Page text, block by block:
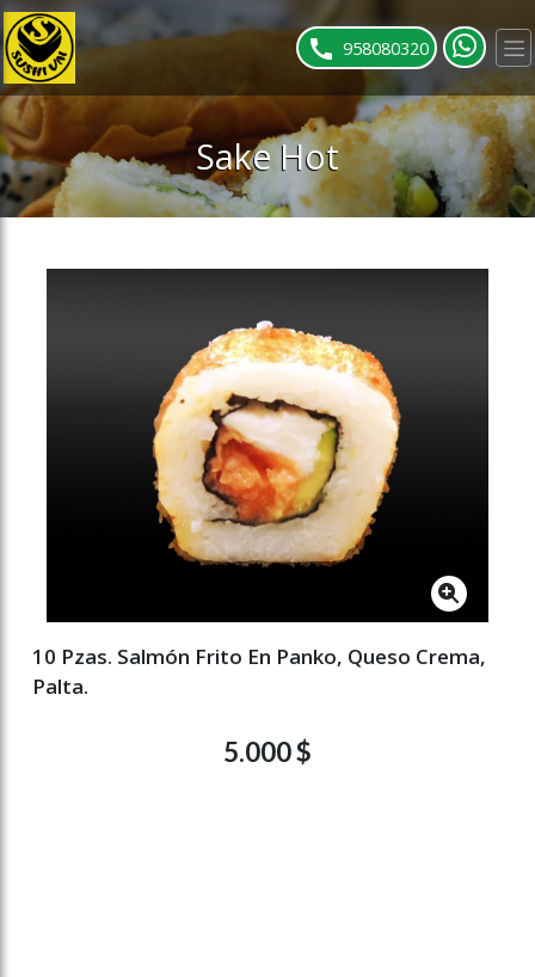
slideout menu. 958080320
Sake Hot
10 Pzas. Salmón Frito En Panko, Queso Crema,
Palta.
5.000 $